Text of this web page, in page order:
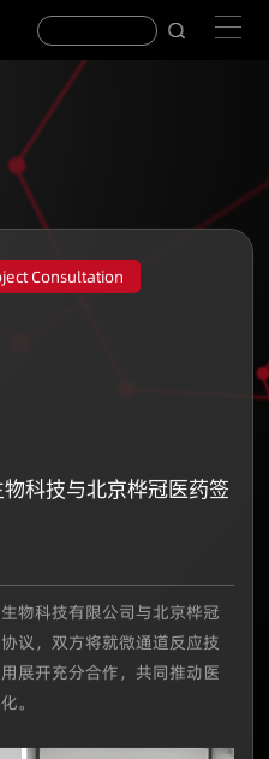
Consultation
科技与北京桦冠医药签
物科技有限公司与北京桦冠
议，双方将就微通道反应技
展开充分合作，共同推动医
。